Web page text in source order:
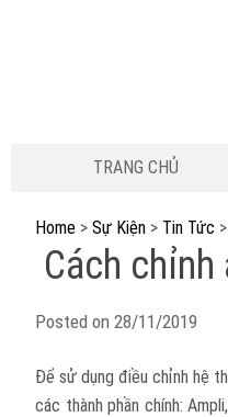
TRANG CHỦ
Home >Sự Kiện > Tin Tức
Cách
Posted on28/11/2019
Để sử dụng điều chỉnh hệ
các thành phần chính: